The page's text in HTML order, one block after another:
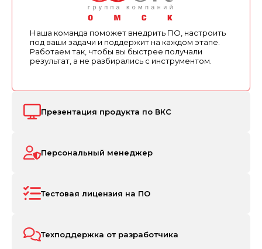
Наша команда поможет внедрить ПО, настроить
под ваши задачи и поддержит на каждом этапе.
Работаем так, чтобы вы быстрее получали
результат, а не разбирались с инструментом.
Презентация продукта по ВКС
Персональный менеджер
Тестовая лицензия на ПО
Техподдержка от разработчика